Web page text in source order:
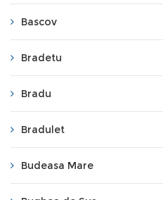
Bascov
Bradetu
Bradu
Bradulet
Budeasa Mare